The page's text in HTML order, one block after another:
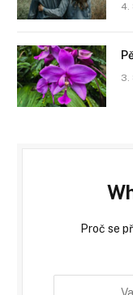
4.
3.
Proč se